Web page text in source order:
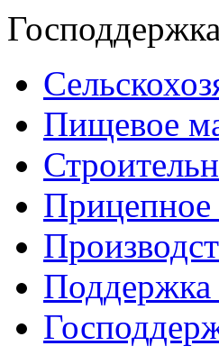
Господдержка
Пищевое
Поддержка